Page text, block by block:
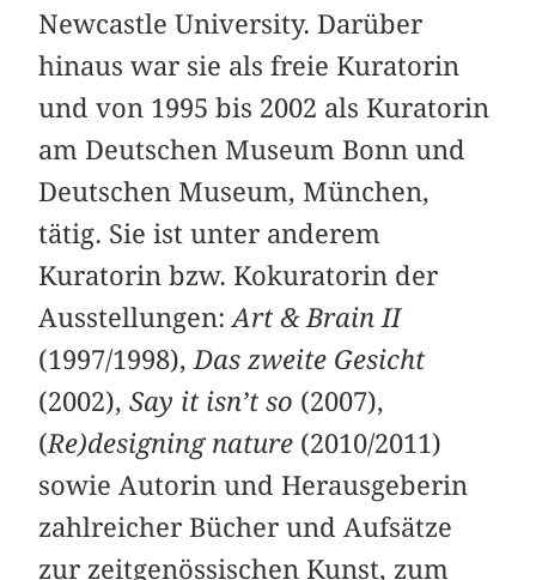
Newcastle University. Darüber
hinaus war sie als freie Kuratorin
und von 1995 bis 2002 als Kuratorin
am Deutschen Museum Bonn und
Deutschen Museum, München,
tätig. Sie ist unter anderem
Kuratorin bzw. Kokuratorin der
Ausstellungen:Art & Brain II
(1997/1998),Das zweite Gesicht
(2002),Say it isn’t so (2007),
(Re)designing nature (2010/2011)
sowie Autorin und Herausgeberin
zahlreicher Bücher und Aufsätze
zur zeitgenössischen Kunst, zum